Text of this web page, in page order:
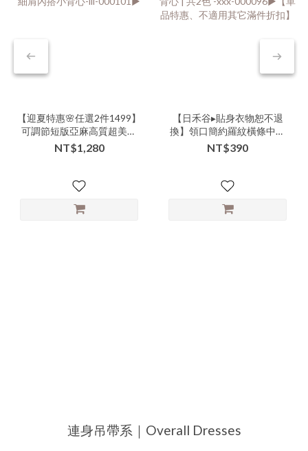
【迎夏特惠🌸任選2件1499】
可調節短版亞麻高質超美混
色灰細肩內搭小背心-lll-
000101▶
NT$1,280
【日禾谷▸貼身衣物恕不退
換】領口簡約羅紋橫條中長
版小背心 | 共2色 -xxx-
000096▶【單品特惠、不適
NT$390
連身吊帶系｜Overall Dresses